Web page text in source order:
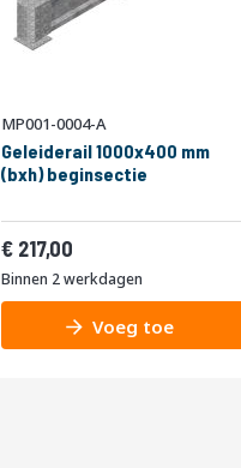
MP001-0004-A
Geleiderail 1000x400 mm
(bxh) beginsectie
217,00
Binnen 2 werkdagen
Voeg toe